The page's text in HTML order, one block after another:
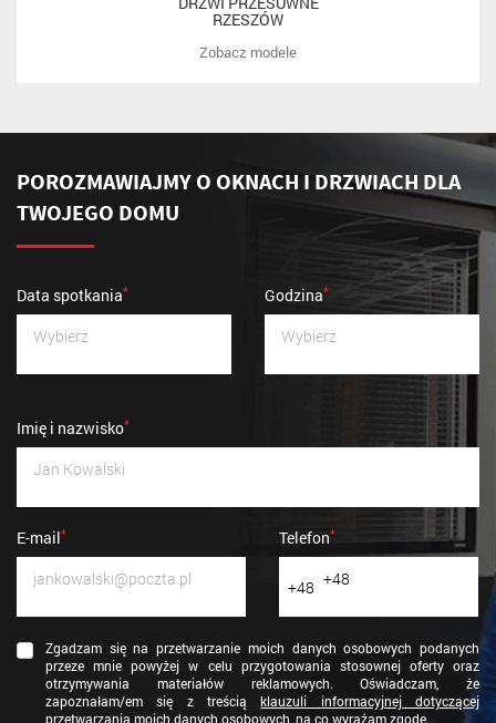
RZESZÓW
Zobacz modele
POROZMAWIAJMY O OKNACH I DRZWIACH DLA
TWOJEGO DOMU
Data spotkania* Godzina*
Imię i nazwisko*
E-mail* Telefon*
+48 +48
Zgadzam się na przetwarzanie moich danych osobowych podanych
przeze mnie powyżej w celu przygotowania stosownej oferty oraz
otrzymywania materiałów reklamowych. Oświadczam, że
zapoznałam/em się z treściąklauzuli informacyjnej dotyczącej
przetwarzania moich danych osobowych, na co wyrażam zgodę.